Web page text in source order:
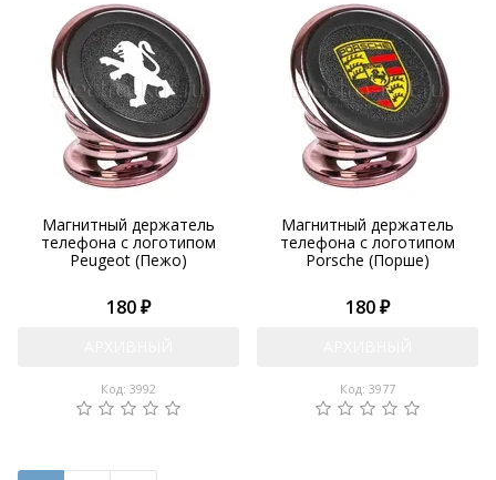
Магнитный держатель
телефона с логотипом
Peugeot (Пежо)
180 ₽
Код: 3992
Магнитный держатель
телефона с логотипом
Porsche (Порше)
180 ₽
Код: 3977